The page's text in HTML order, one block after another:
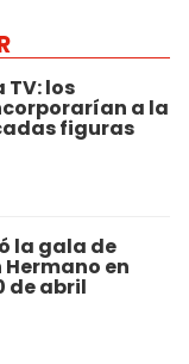
TV: los
a la
figuras
la gala de
en
de abril